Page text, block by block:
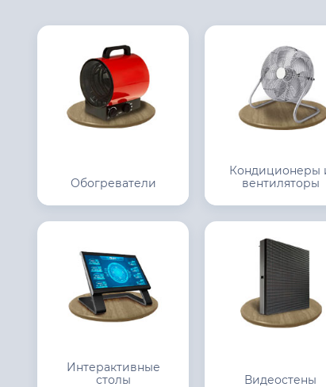
Обогреватели
Кондиционеры
вентиляторы
Интерактивные
столы
Видеостены